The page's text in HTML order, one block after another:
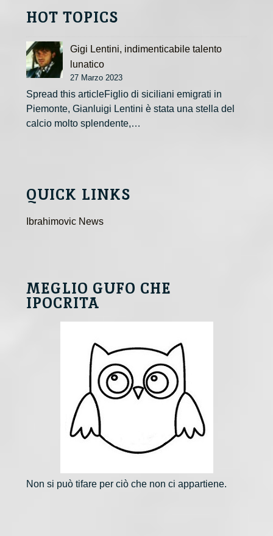
HOT TOPICS
Gigi Lentini, indimenticabile talento
lunatico
27 Marzo 2023
Spread this articleFiglio di siciliani emigrati in
Piemonte, Gianluigi Lentini è stata una stella del
calcio molto splendente,…
QUICK LINKS
Ibrahimovic News
MEGLIO GUFO CHE
IPOCRITA
Non si può tifare per ciò che non ci appartiene.